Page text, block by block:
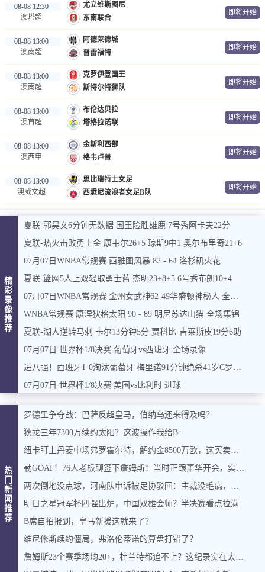
08-08 12:30
澳塔超
尤立维斯图尼
东南联合
即将开始
08-08 13:00
澳南超
阿德莱德城
普雷福特
即将开始
08-08 13:00
澳南超
克罗伊登国王
斯特尔特狮队
即将开始
08-08 13:00
澳首超
布伦达贝拉
塔格拉诺联
即将开始
08-08 13:00
澳西甲
金斯利西部
格韦卢普
即将开始
08-08 13:00
澳威女超
思比瑞特士女足
西悉尼流浪者女足B队
即将开始
精
彩
录
像
推
荐
夏联-郭昊文6分钟无数据 国王险胜雄鹿 7号秀阿卡夫22分
夏联-热火击败勇士金 康韦尔26+5 琼斯9中1 奥尔布里奇21+6
07月07日WNBA常规赛 西雅图风暴 82 - 64 洛杉矶火花
夏联-篮网5人上双轻取勇士蓝 杰明23+8+5 6号秀布朗10+4
07月07日WNBA常规赛 金州女武神62-49华盛顿神秘人 全场集锦
WNBA常规赛 康涅狄格太阳 90 - 89 明尼苏达山猫 全场集锦
夏联-湖人逆转马刺 卡尔13分钟5分 贾科比·吉莱斯皮19分6助
07月07日 世界杯1/8决赛 葡萄牙vs西班牙 全场录像
进八强！西班牙1-0淘汰葡萄牙 梅里诺91分钟绝杀41岁C罗最后一舞
07月07日 世界杯1/8决赛 美国vs比利时 进球
热
门
新
闻
推
荐
罗德里争夺战：巴萨反超皇马，伯纳乌还来得及吗？
狄龙三年7300万续约太阳？这波操作我给B-
纽卡盯上丹麦中场弗罗霍尔特，解约金8500万欧，这买卖能成吗？
勒GOAT！76人老板聊签下詹姆斯：当时正跟萧华开会，实在憋不住，直接打断走人
两次倒地没点球，河南队申诉被足协驳回：主裁没毛病，英博没占便宜
明日之星冠军杯四强出炉，中国双雄会师？半决赛看点拉满
B席自拍报到，皇马新援这就来了？
维尼修斯续约僵局，弗洛伦蒂诺的算盘打错了？
詹姆斯23个赛季场均20+，杜兰特都追不上？这纪录实在太硬了